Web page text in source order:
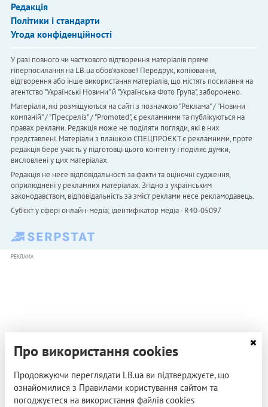
Редакція
Політики і стандарти
Угода конфіденційності
У разі повного чи часткового відтворення матеріалів пряме
гіперпосилання на LB.ua обов'язкове! Передрук, копіювання,
відтворення або інше використання матеріалів, що містять посилання на
агентство "Українськi Новини" й "Українська Фото Група", заборонено.
Матеріали, які розміщуються на сайті з позначкою "Реклама" / "Новини
компаній" / "Пресреліз" / "Promoted", є рекламними та публікуються на
правах реклами. Редакція може не поділяти погляди, які в них
представлені. Матеріали з плашкою СПЕЦПРОЄКТ є рекламними, проте
редакція бере участь у підготовці цього контенту і поділяє думки,
висловлені у цих матеріалах.
Редакція не несе відповідальності за факти та оціночні судження,
оприлюднені у рекламних матеріалах. Згідно з українським
законодавством, відповідальність за зміст реклами несе рекламодавець.
Cуб'єкт у сфері онлайн-медіа; ідентифікатор медіа - R40-05097
РЕКЛАМА
Про використання cookies
Продовжуючи переглядати LB.ua ви підтверджуєте, що
ознайомилися з Правилами користування сайтом та
погоджуєтеся на використання файлів cookies